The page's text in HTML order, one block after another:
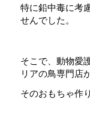
特に鉛中毒に考
せんでした。
そこで、動物愛
リアの鳥専門店
そのおもちゃ作